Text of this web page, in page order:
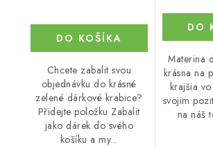
DO KOŠÍKA
Chcete zabalit svou
objednávku do krásné
zelené dárkové krabice?
Přidejte položku Zabalit
jako dárek do svého
košíku a my...
DO
Materina
krásna na
krajšia
svojim
na náš